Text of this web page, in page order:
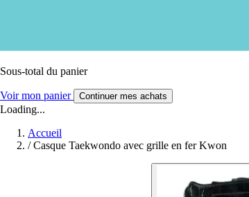
Sous-total du panier
Voir mon panier Continuer mes achats
Loading...
Accueil
/ Casque Taekwondo avec grille en fer Kwon